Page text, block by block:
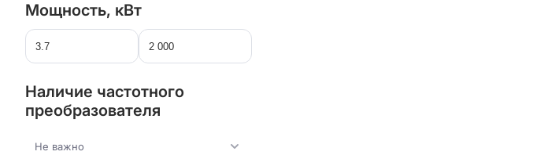
Мощность, кВт
Наличие частотного
преобразователя
Не важно